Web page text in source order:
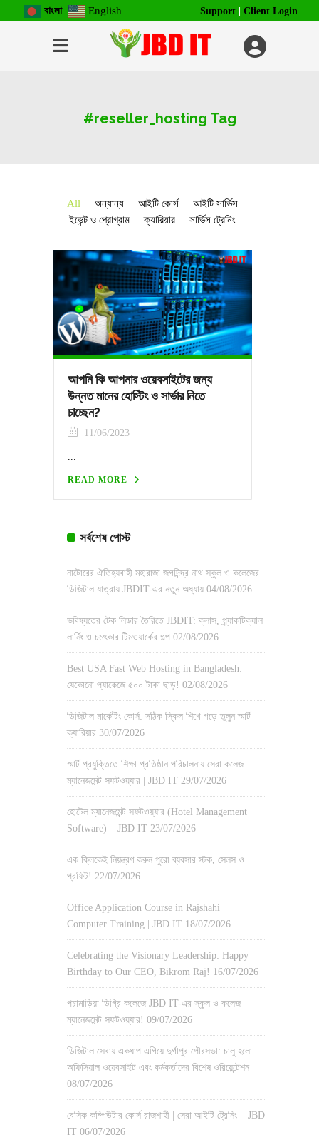
বাংলা English Support Client Login
#reseller_hosting Tag
All অন্যান্য আইটি কোর্স
আইটি সার্ভিস
ইভেন্ট ও প্রোগ্রাম
ক্যারিয়ার সার্ভিস ট্রেনিং
আপনি কি আপনার ওয়েবসাইটের জন্য
উন্নত মানের হোস্টিং ও সার্ভার নিতে
চাচ্ছেন?
11/06/2023
READ MORE
সর্বশেষ পোস্ট
নাটোরের ঐতিহ্যবাহী মহারাজা জগদিন্দ্র নাথ স্কুল ও কলেজের
ডিজিটাল যাত্রায় JBDIT-এর নতুন অধ্যায় 04/08/2026
ভবিষ্যতের টেক লিডার তৈরিতে JBDIT: ক্লাস, প্র্যাকটিক্যাল
লার্নিং ও চমৎকার টিমওয়ার্কের গল্প 02/08/2026
Best USA Fast Web Hosting in Bangladesh:
যেকোনো প্যাকেজে ৫০০ টাকা ছাড়! 02/08/2026
ডিজিটাল মার্কেটিং কোর্স: সঠিক স্কিল শিখে গড়ে তুলুন স্মার্ট
ক্যারিয়ার 30/07/2026
স্মার্ট প্রযুক্তিতে শিক্ষা প্রতিষ্ঠান পরিচালনায় সেরা কলেজ
ম্যানেজমেন্ট সফটওয়্যার | JBD IT 29/07/2026
হোটেল ম্যানেজমেন্ট সফটওয়্যার (Hotel Management
Software) – JBD IT 23/07/2026
এক ক্লিকেই নিয়ন্ত্রণ করুন পুরো ব্যবসার স্টক, সেলস ও
প্রফিট! 22/07/2026
Office Application Course in Rajshahi |
Computer Training | JBD IT 18/07/2026
Celebrating the Visionary Leadership: Happy
Birthday to Our CEO, Bikrom Raj! 16/07/2026
পচামাড়িয়া ডিগ্রি কলেজে JBD IT-এর স্কুল ও কলেজ
ম্যানেজমেন্ট সফটওয়্যার! 09/07/2026
ডিজিটাল সেবায় একধাপ এগিয়ে দুর্গাপুর পৌরসভা: চালু হলো
অফিসিয়াল ওয়েবসাইট এবং কর্মকর্তাদের বিশেষ ওরিয়েন্টেশন
08/07/2026
বেসিক কম্পিউটার কোর্স রাজশাহী | সেরা আইটি ট্রেনিং – JBD
IT 06/07/2026